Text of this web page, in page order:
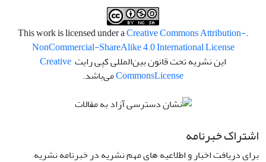
.This work is licensed under a
Creative Commons Attribution-
NonCommercial-ShareAlike 4.0 International License
این نشریه تحت قانون بین‌المللی کپی رایت Creative
CommonsLicense می‌باشد.
اشتراک خبرنامه
برای دریافت اخبار و اطلاعیه های مهم نشریه در خبرنامه نشریه